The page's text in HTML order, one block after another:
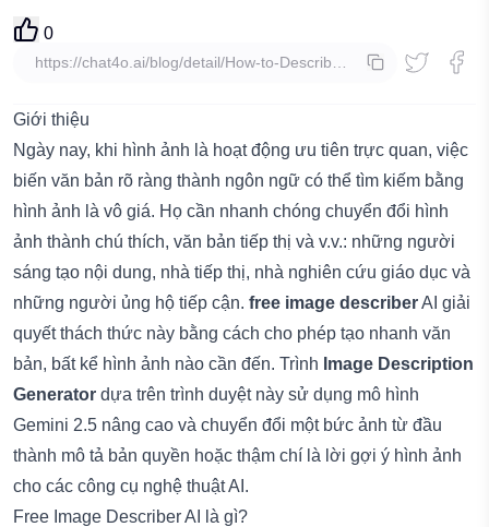
0
sao chép
Giới thiệu
Ngày nay, khi hình ảnh là hoạt động ưu tiên trực quan, việc
biến văn bản rõ ràng thành ngôn ngữ có thể tìm kiếm bằng
hình ảnh là vô giá. Họ cần nhanh chóng chuyển đổi hình
ảnh thành chú thích, văn bản tiếp thị và v.v.: những người
sáng tạo nội dung, nhà tiếp thị, nhà nghiên cứu giáo dục và
những người ủng hộ tiếp cận. free image describerAI giải
quyết thách thức này bằng cách cho phép tạo nhanh văn
bản, bất kể hình ảnh nào cần đến. Trình Image Description
Generator dựa trên trình duyệt này sử dụng mô hình
Gemini 2.5 nâng cao và chuyển đổi một bức ảnh từ đầu
thành mô tả bản quyền hoặc thậm chí là lời gợi ý hình ảnh
cho các công cụ nghệ thuật AI.
Free Image Describer AI là gì?